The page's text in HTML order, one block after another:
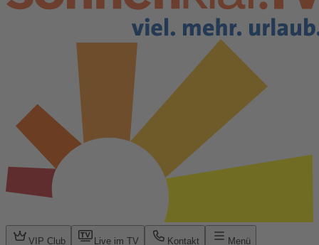
VIP Club Live im TV Kontakt Menü